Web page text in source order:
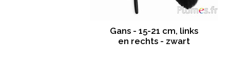
Gans - 15-21 cm, links
en rechts - zwart